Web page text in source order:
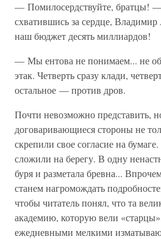
— Помилосердствуйте, братцы! —
схватившись за сердце,
наш бюджет десять миллиардов!
— Мы ентова не понимаем... не
этак. Четверть сразу клади,
остальное — против дров.
Почти невозможно представить,
договаривающиеся стороны не
скрепили свое согласие на
сложили на берегу. В одну
буря и разметала бревна...
станем нагромождать
чтобы читатель понял, что та
академию, которую вели
ежедневными мелкими